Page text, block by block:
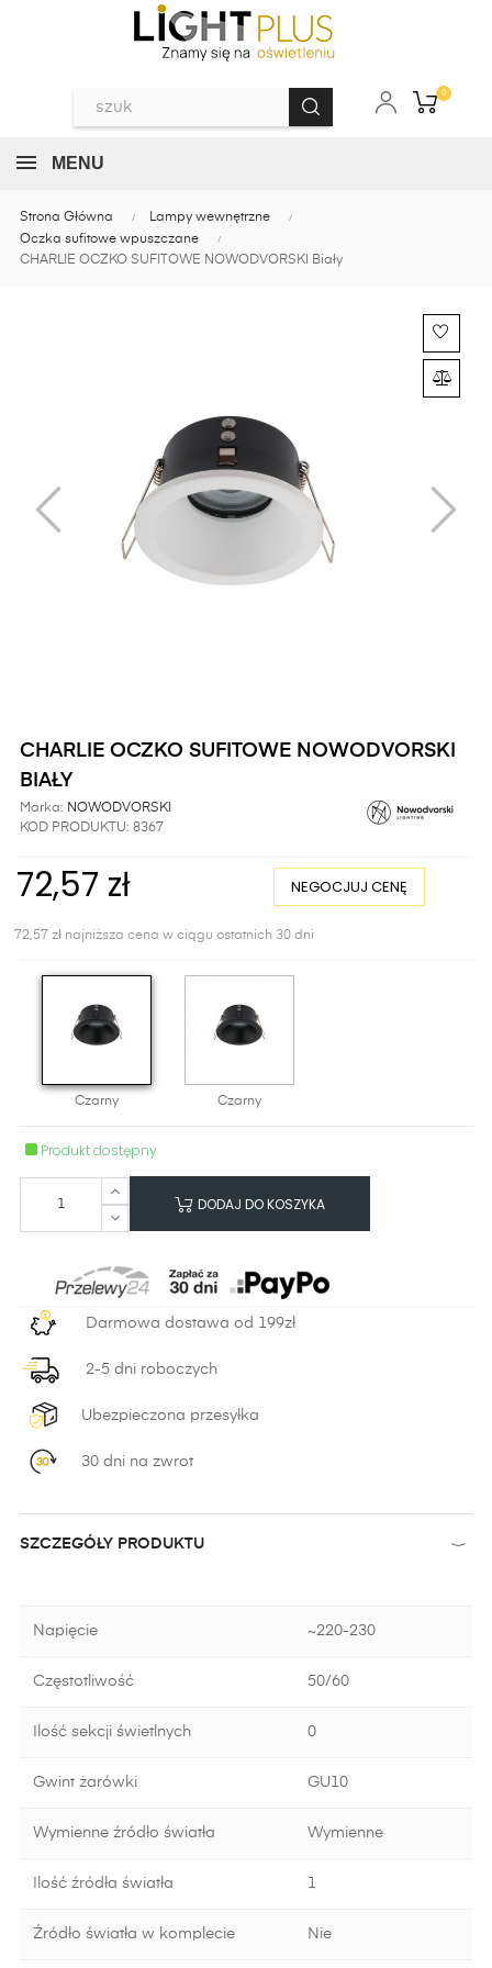
0
MENU
Strona Główna
Lampy wewnętrzne
Oczka sufitowe wpuszczane
CHARLIE OCZKO SUFITOWE NOWODVORSKI Biały
CHARLIE OCZKO SUFITOWE NOWODVORSKI
BIAŁY
Marka: NOWODVORSKI
KOD PRODUKTU: 8367
72,57 zł NEGOCJUJ CENĘ
72,57 zł najniższa cena w ciągu ostatnich 30 dni
Czarny Czarny
Produkt dostępny
DODAJ DO KOSZYKA
Darmowa dostawa od 199zł
2-5 dni roboczych
Ubezpieczona przesyłka
30 dni na zwrot
SZCZEGÓŁY PRODUKTU
Napięcie ~220-230
Częstotliwość 50/60
Ilość sekcji świetlnych 0
Gwint żarówki GU10
Wymienne źródło światła Wymienne
Ilość źródła światła 1
Źródło światła w komplecie Nie